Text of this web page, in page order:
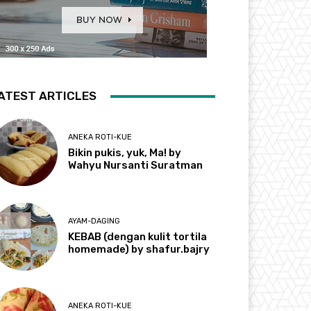
ARTICLES
ANEKA ROTI-KUE
Bikin pukis, yuk, Ma! by
Wahyu Nursanti Suratman
AYAM-DAGING
KEBAB (dengan kulit tortila
homemade) by shafur.bajry
ANEKA ROTI-KUE